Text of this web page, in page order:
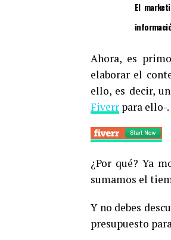
El
Ahora, es
elaborar el
ello, es decir,
Fiverr para ello-.
¿Por qué? Ya
sumamos el
Y no debes
presupuesto